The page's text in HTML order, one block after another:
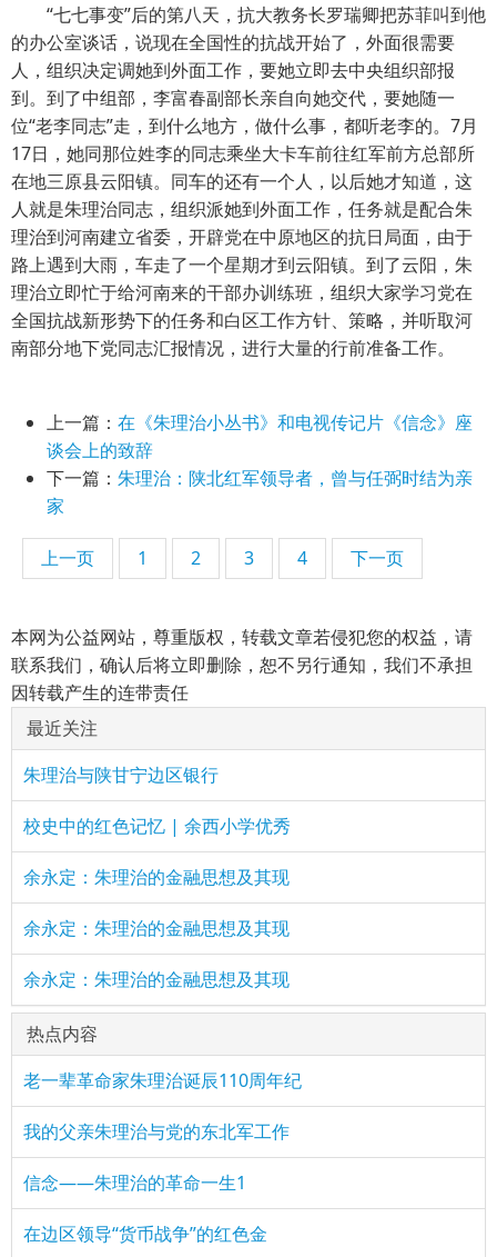
“七七事变”后的第八天，抗大教务长罗瑞卿把苏菲叫到他
的办公室谈话，说现在全国性的抗战开始了，外面很需要
人，组织决定调她到外面工作，要她立即去中央组织部报
到。到了中组部，李富春副部长亲自向她交代，要她随一
位“老李同志”走，到什么地方，做什么事，都听老李的。7月
17日，她同那位姓李的同志乘坐大卡车前往红军前方总部所
在地三原县云阳镇。同车的还有一个人，以后她才知道，这
人就是朱理治同志，组织派她到外面工作，任务就是配合朱
理治到河南建立省委，开辟党在中原地区的抗日局面，由于
路上遇到大雨，车走了一个星期才到云阳镇。到了云阳，朱
理治立即忙于给河南来的干部办训练班，组织大家学习党在
全国抗战新形势下的任务和白区工作方针、策略，并听取河
南部分地下党同志汇报情况，进行大量的行前准备工作。
上一篇： 在《朱理治小丛书》和电视传记片《信念》座
谈会上的致辞
下一篇： 朱理治：陕北红军领导者，曾与任弼时结为亲
家
上一页 1 2 3 4 下一页
本网为公益网站，尊重版权，转载文章若侵犯您的权益，请
联系我们，确认后将立即删除，恕不另行通知，我们不承担
因转载产生的连带责任
最近关注
朱理治与陕甘宁边区银行
校史中的红色记忆 | 余西小学优秀
余永定：朱理治的金融思想及其现
余永定：朱理治的金融思想及其现
余永定：朱理治的金融思想及其现
热点内容
老一辈革命家朱理治诞辰110周年纪
我的父亲朱理治与党的东北军工作
信念——朱理治的革命一生1
在边区领导“货币战争”的红色金